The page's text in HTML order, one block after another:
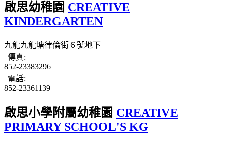
啟思幼稚園 CREATIVE
KINDERGARTEN
九龍九龍塘律倫街６號地下
| 傳真:
852-23383296
| 電話:
852-23361139
啟思小學附屬幼稚園 CREATIVE
PRIMARY SCHOOL'S KG